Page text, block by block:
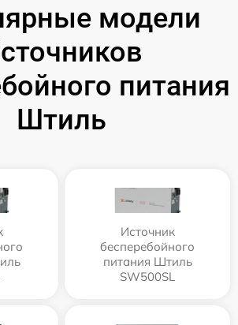
модели
питания
Штиль
Источник
бесперебойного
питания Штиль
SW500SL